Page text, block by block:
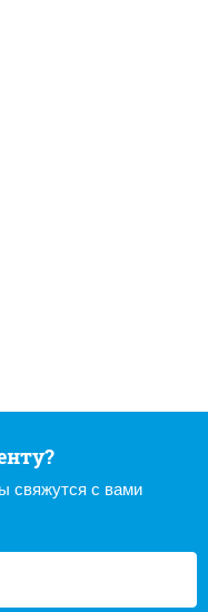
свяжутся с вами